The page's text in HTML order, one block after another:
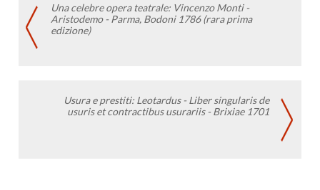
Una celebre opera teatrale: Vincenzo Monti -
Aristodemo - Parma, Bodoni 1786 (rara prima
edizione)
Usura e prestiti: Leotardus - Liber singularis de
usuris et contractibus usurariis - Brixiae 1701